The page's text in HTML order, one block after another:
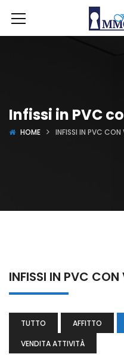
Infissi in PVC
HOME INFISSI IN PVC CON
INFISSI IN PVC CON
TUTTO AFFITTO
VENDITA ATTIVITÀ